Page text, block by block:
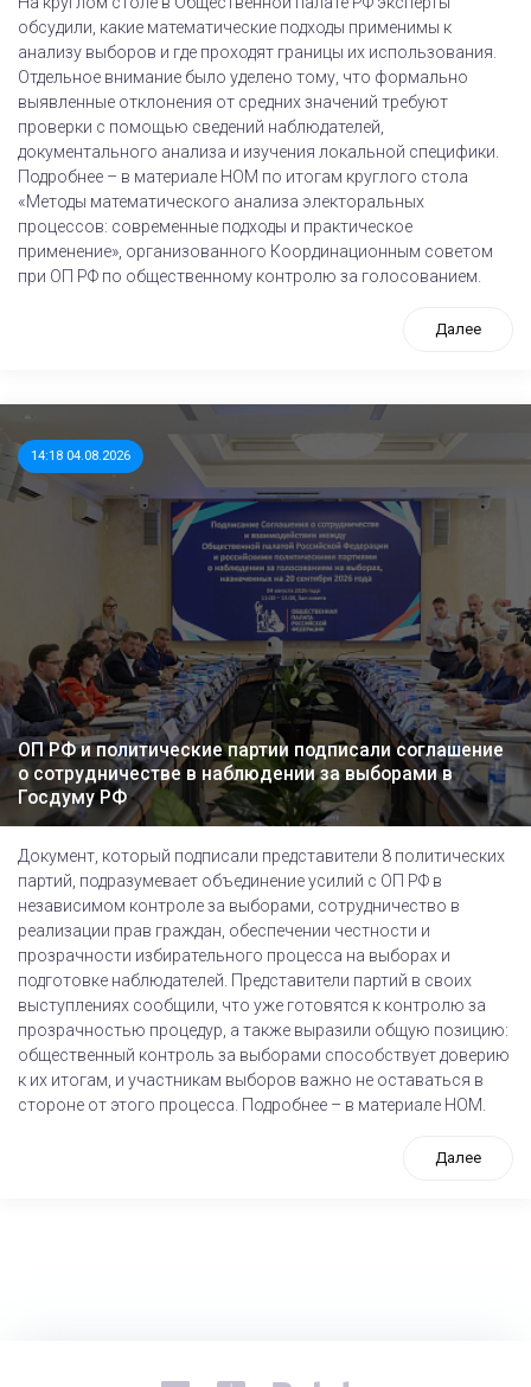
обсудили, какие математические подходы применимы к
анализу выборов и где проходят границы их использования.
Отдельное внимание было уделено тому, что формально
выявленные отклонения от средних значений требуют
проверки с помощью сведений наблюдателей,
документального анализа и изучения локальной специфики.
Подробнее – в материале НОМ по итогам круглого стола
«Методы математического анализа электоральных
процессов: современные подходы и практическое
применение», организованного Координационным советом
при ОП РФ по общественному контролю за голосованием.
Далее
14:18 04.08.2026
ОП РФ и политические партии подписали соглашение
о сотрудничестве в наблюдении за выборами в
Госдуму РФ
Документ, который подписали представители 8 политических
партий, подразумевает объединение усилий с ОП РФ в
независимом контроле за выборами, сотрудничество в
реализации прав граждан, обеспечении честности и
прозрачности избирательного процесса на выборах и
подготовке наблюдателей. Представители партий в своих
выступлениях сообщили, что уже готовятся к контролю за
прозрачностью процедур, а также выразили общую позицию:
общественный контроль за выборами способствует доверию
к их итогам, и участникам выборов важно не оставаться в
стороне от этого процесса. Подробнее – в материале НОМ.
Далее